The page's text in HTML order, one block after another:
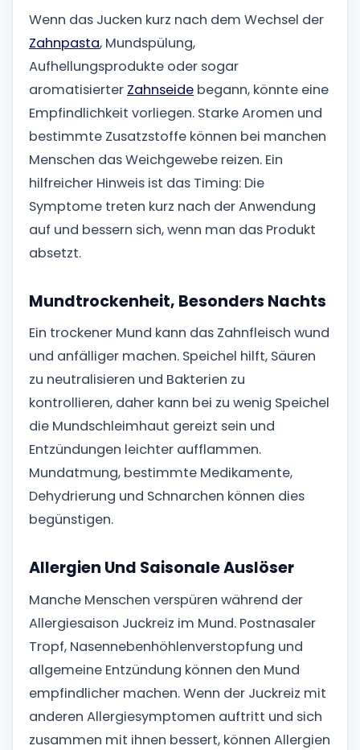
Wenn das Jucken kurz nach dem Wechsel der
Zahnpasta, Mundspülung,
Aufhellungsprodukte oder sogar
aromatisierter Zahnseide begann, könnte eine
Empfindlichkeit vorliegen. Starke Aromen und
bestimmte Zusatzstoffe können bei manchen
Menschen das Weichgewebe reizen. Ein
hilfreicher Hinweis ist das Timing: Die
Symptome treten kurz nach der Anwendung
auf und bessern sich, wenn man das Produkt
absetzt.
Mundtrockenheit, Besonders Nachts
Ein trockener Mund kann das Zahnfleisch wund
und anfälliger machen. Speichel hilft, Säuren
zu neutralisieren und Bakterien zu
kontrollieren, daher kann bei zu wenig Speichel
die Mundschleimhaut gereizt sein und
Entzündungen leichter aufflammen.
Mundatmung, bestimmte Medikamente,
Dehydrierung und Schnarchen können dies
begünstigen.
Allergien Und Saisonale Auslöser
Manche Menschen verspüren während der
Allergiesaison Juckreiz im Mund. Postnasaler
Tropf, Nasennebenhöhlenverstopfung und
allgemeine Entzündung können den Mund
empfindlicher machen. Wenn der Juckreiz mit
anderen Allergiesymptomen auftritt und sich
zusammen mit ihnen bessert, können Allergien